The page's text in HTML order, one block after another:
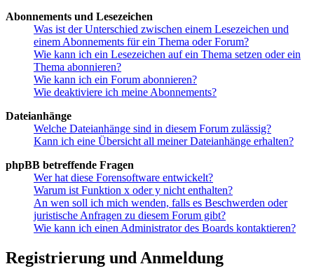
Abonnements und Lesezeichen
Was ist der Unterschied zwischen einem Lesezeichen und
einem Abonnements für ein Thema oder Forum?
Wie kann ich ein Lesezeichen auf ein Thema setzen oder ein
Thema abonnieren?
Wie kann ich ein Forum abonnieren?
Wie deaktiviere ich meine Abonnements?
Dateianhänge
Welche Dateianhänge sind in diesem Forum zulässig?
Kann ich eine Übersicht all meiner Dateianhänge erhalten?
phpBB betreffende Fragen
Wer hat diese Forensoftware entwickelt?
Warum ist Funktion x oder y nicht enthalten?
An wen soll ich mich wenden, falls es Beschwerden oder
juristische Anfragen zu diesem Forum gibt?
Wie kann ich einen Administrator des Boards kontaktieren?
Registrierung und Anmeldung